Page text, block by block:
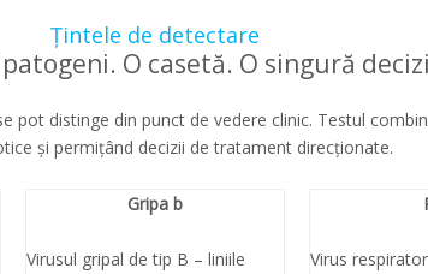
Țintele de detectare
O casetă. O singură
pot distinge din punct de vedere clinic. Testul
și permițând decizii de tratament direcționate.
Gripa b
Virusul gripal de tip B – liniile
Virus